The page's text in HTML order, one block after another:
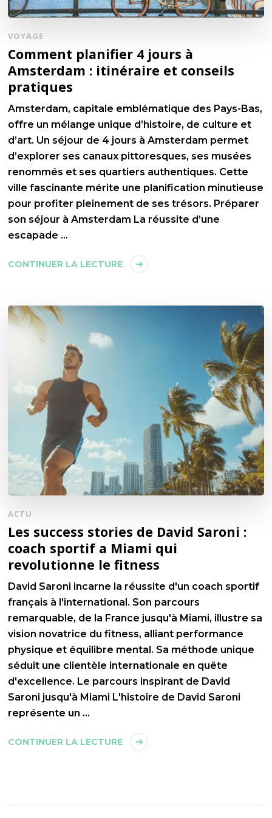
VOYAGE
Comment planifier 4 jours à
Amsterdam : itinéraire et conseils
pratiques
Amsterdam, capitale emblématique des Pays-Bas,
offre un mélange unique d’histoire, de culture et
d’art. Un séjour de 4 jours à Amsterdam permet
d’explorer ses canaux pittoresques, ses musées
renommés et ses quartiers authentiques. Cette
ville fascinante mérite une planification minutieuse
pour profiter pleinement de ses trésors. Préparer
son séjour à Amsterdam La réussite d’une
escapade …
CONTINUER LA LECTURE
ACTU
Les success stories de David Saroni :
coach sportif a Miami qui
revolutionne le fitness
David Saroni incarne la réussite d'un coach sportif
français à l'international. Son parcours
remarquable, de la France jusqu'à Miami, illustre sa
vision novatrice du fitness, alliant performance
physique et équilibre mental. Sa méthode unique
séduit une clientèle internationale en quête
d'excellence. Le parcours inspirant de David
Saroni jusqu'à Miami L'histoire de David Saroni
représente un …
CONTINUER LA LECTURE